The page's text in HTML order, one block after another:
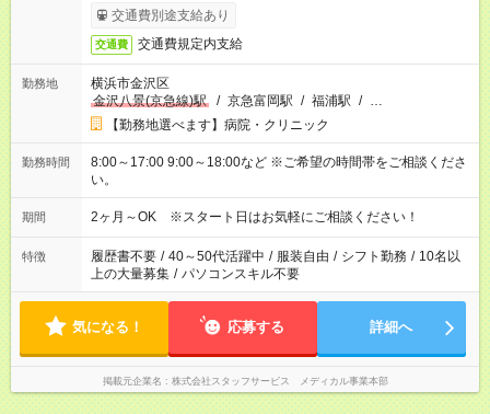
交通費別途支給あり
交通費 交通費規定内支給
勤務地
横浜市金沢区
金沢八景(京急線)駅
/ 京急富岡駅 / 福浦駅 / …
【勤務地選べます】病院・クリニック
勤務時間
8:00～17:00 9:00～18:00など ※ご希望の時間帯をご相談くださ
い。
期間 2ヶ月～OK ※スタート日はお気軽にご相談ください！
特徴 履歴書不要 / 40～50代活躍中 / 服装自由 / シフト勤務 / 10名以
上の大量募集 / パソコンスキル不要
気になる！ 応募する 詳細へ
掲載元企業名 株式会社スタッフサービス メディカル事業本部